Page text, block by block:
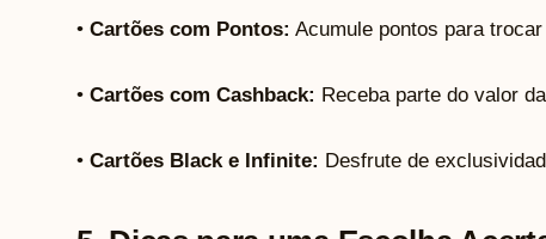
• Cartões com Pontos: Acumule pontos para
• Cartões com Cashback: Receba parte do valor
• Cartões Black e Infinite: Desfrute de